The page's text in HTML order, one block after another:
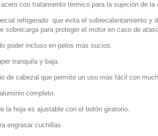
con tratamiento térmico para la sujeción de la
refrigerado que evita el sobrecalentamiento y
sobrecarga para proteger el motor en caso de
poder incluso en pelos más sucios.
tranquila y baja.
de cabezal que permite un uso más fácil con
completo.
la hoja es ajustable con el botón giratorio.
engrasar cuchillas.